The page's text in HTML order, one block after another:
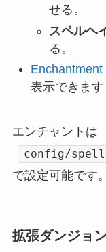
せる。
スペルヘ
る。
表示できます
エンチャントは
config/
で設定可能です。
拡張ダンジョ